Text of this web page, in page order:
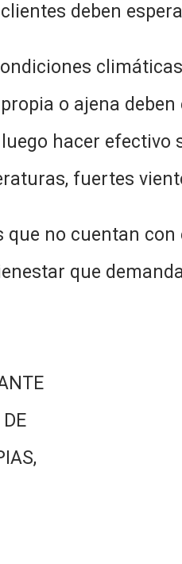
deben
o ajena
hacer efectivo
fuertes
no cuentan
que